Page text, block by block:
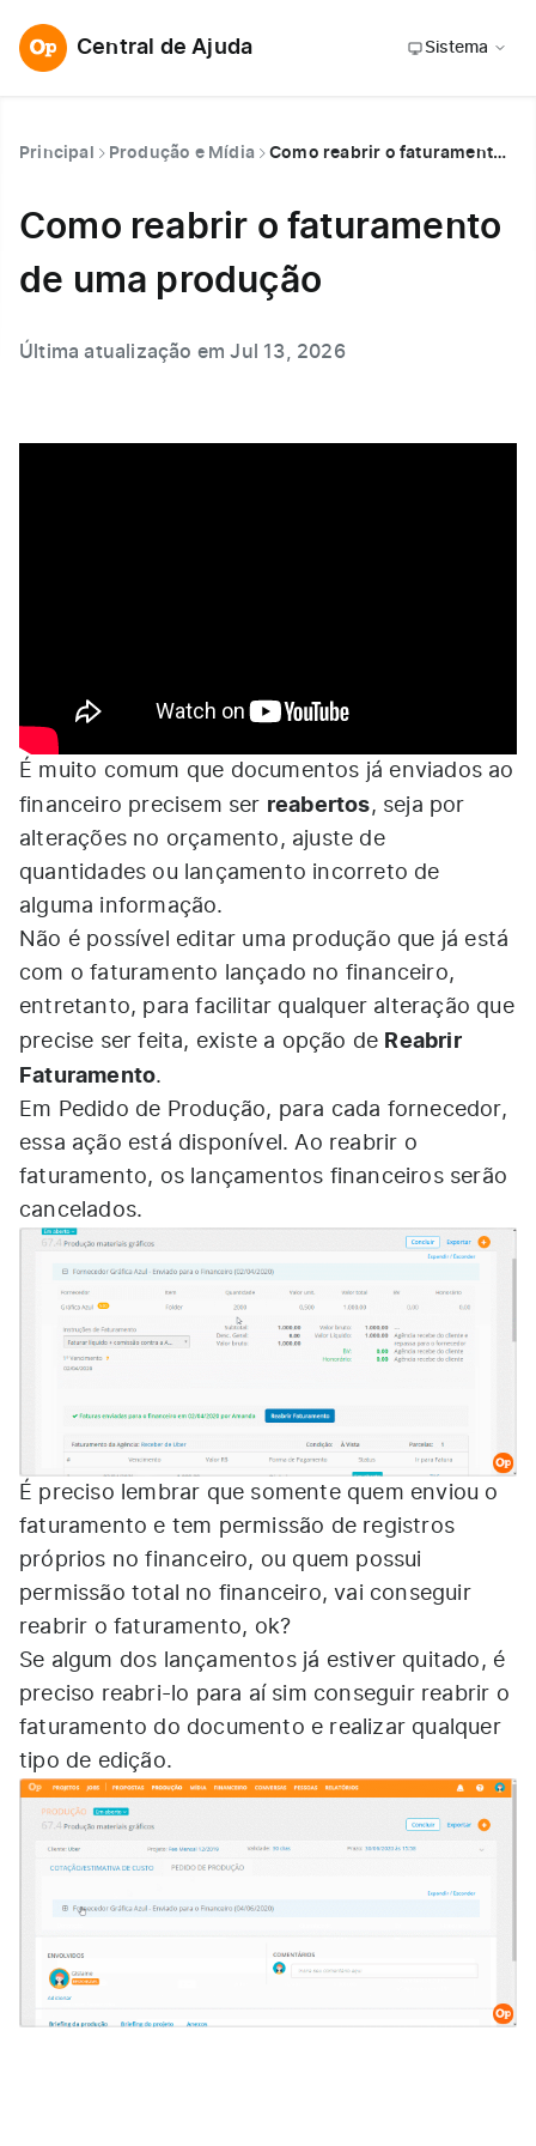
Central de Ajuda Sistema
Principal Produção e Mídia Como reabrir o faturamento de uma produção
Como reabrir o faturamento
de uma produção
Última atualização em Jul 13, 2026
É muito comum que documentos já enviados ao
financeiro precisem ser reabertos, seja por
alterações no orçamento, ajuste de
quantidades ou lançamento incorreto de
alguma informação.
Não é possível editar uma produção que já está
com o faturamento lançado no financeiro,
entretanto, para facilitar qualquer alteração que
precise ser feita, existe a opção de Reabrir
Faturamento.
Em Pedido de Produção, para cada fornecedor,
essa ação está disponível. Ao reabrir o
faturamento, os lançamentos financeiros serão
cancelados.
É preciso lembrar que somente quem enviou o
faturamento e tem permissão de registros
próprios no financeiro, ou quem possui
permissão total no financeiro, vai conseguir
reabrir o faturamento, ok?
Se algum dos lançamentos já estiver quitado, é
preciso reabri-lo para aí sim conseguir reabrir o
faturamento do documento e realizar qualquer
tipo de edição.